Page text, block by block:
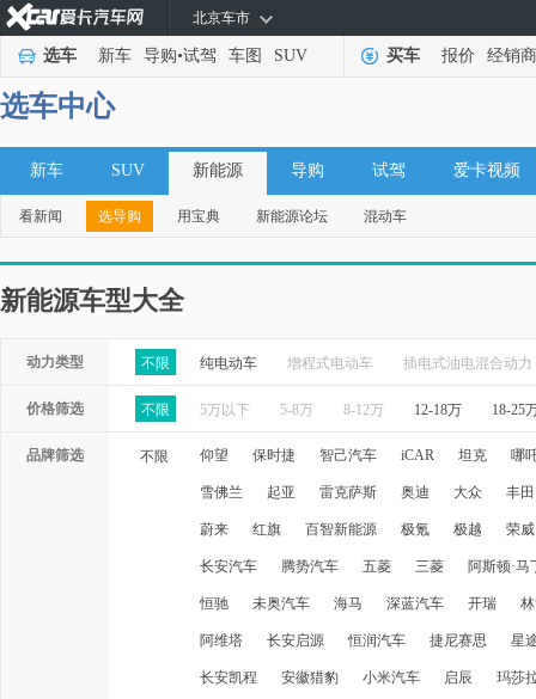
北京车市
选车 新车 导购•试驾 车图 SUV 买车 报价 经销商
选车中心
新车 SUV 新能源 导购 试驾 爱卡视频
看新闻 选导购 用宝典 新能源论坛 混动车
新能源车型大全
动力类型 不限 纯电动车 增程式电动车 插电式油电混合动力
价格筛选 不限 5万以下 5-8万 8-12万 12-18万 18-25
品牌筛选 不限 仰望 保时捷 智己汽车 iCAR 坦克 哪
雪佛兰 起亚 雷克萨斯 奥迪 大众 丰田
蔚来 红旗 百智新能源 极氪 极越 荣威
长安汽车 腾势汽车 五菱 三菱 阿斯顿·马
恒驰 未奥汽车 海马 深蓝汽车 开瑞
阿维塔 长安启源 恒润汽车 捷尼赛思 星
长安凯程 安徽猎豹 小米汽车 启辰 玛莎